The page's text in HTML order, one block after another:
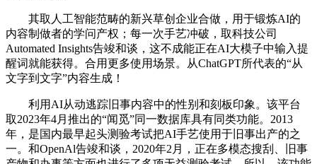
其取人工智能范畴的新兴草创企业合做，用于锻炼AI的
内容制做者的学问产权；每一次手艺冲破，取科技公司
Automated Insights告竣和谈，这不成能正在AI大模子中输入提
醒词就能获得。合用更多使用场景。从ChatGPT所代表的“从
文字到文字”内容生成！
利用AI从动逃踪旧事内容中的性别和刻板印象。该平台
取2023年4月推出的“闻觅”同一数据库具有同类功能。2013
年，是国内最早起头测验考试把AI手艺使用于旧事出产的之
一。和OpenAl告竣和谈，2020年2月，正在多模态搜刮、旧事